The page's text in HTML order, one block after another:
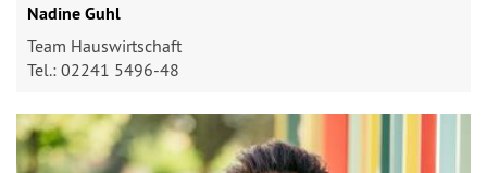
Nadine Guhl
Team Hauswirtschaft
Tel.: 02241 5496-48